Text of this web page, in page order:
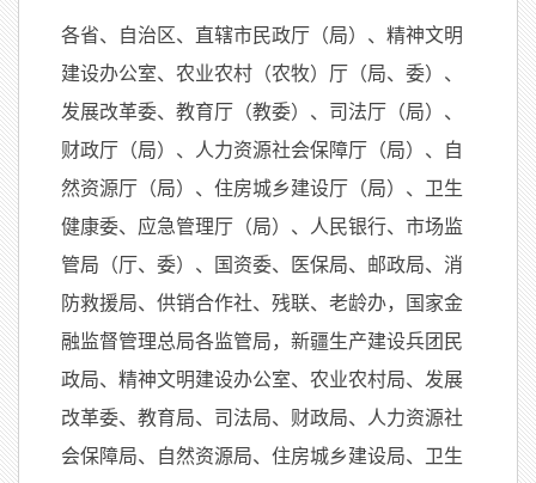
各省、自治区、直辖市民政厅（局）、精神文明
建设办公室、农业农村（农牧）厅（局、委）、
发展改革委、教育厅（教委）、司法厅（局）、
财政厅（局）、人力资源社会保障厅（局）、自
然资源厅（局）、住房城乡建设厅（局）、卫生
健康委、应急管理厅（局）、人民银行、市场监
管局（厅、委）、国资委、医保局、邮政局、消
防救援局、供销合作社、残联、老龄办，国家金
融监督管理总局各监管局，新疆生产建设兵团民
政局、精神文明建设办公室、农业农村局、发展
改革委、教育局、司法局、财政局、人力资源社
会保障局、自然资源局、住房城乡建设局、卫生